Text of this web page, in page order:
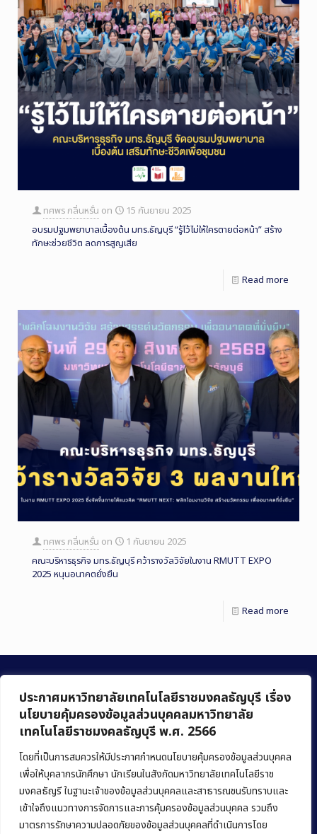
ประกาศมหาวิทยาลัยเทคโนโลยีราชมงคลธัญบุรี เรื่อง
นโยบายคุ้มครองข้อมูลส่วนบุคคลมหาวิทยาลัย
เทคโนโลยีราชมงคลธัญบุรี พ.ศ. 2566
โดยที่เป็นการสมควรให้มีประกาศกำหนดนโยบายคุ้มครองข้อมูลส่วนบุคคล
เพื่อให้บุคลากรนักศึกษา นักเรียนในสังกัดมหาวิทยาลัยเทคโนโลยีราช
มงคลธัญรี ในฐานะเจ้าของข้อมูลส่วนบุคคลและสาธารณชนรับทราบและ
เข้าใจถึงแนวทางการจัดการและการคุ้มครองข้อมูลส่วนบุคคล รวมถึง
มาตรการรักษาความปลอดภัยของข้อมูลส่วนบุคคลที่ดำเนินการโดย
ทศพร กลิ่นหรั่น on
15 กันยายน 2025
อบรมปฐมพยาบาลเบื้องต้น มทร.ธัญบุรี “รู้ไว้ไม่ให้ใครตายต่อหน้า” สร้าง
ทักษะช่วยชีวิต ลดการสูญเสีย
Read more
ทศพร กลิ่นหรั่น on
1 กันยายน 2025
คณะบริหารธุรกิจ มทร.ธัญบุรี คว้ารางวัลวิจัยในงาน RMUTT EXPO
2025 หนุนอนาคตยั่งยืน
Read more
คณะบริหารธุรกิจ
มหาวิทยาลัยเทคโนโลยีราชมงคลธัญบุรี
39 หมู่ 1 ถนนรังสิต-นครนายก ตำบลคลองหก
อำเภอคลองหลวง จังหวัดปทุมธานี 12120
Phone:+66 (0) 2549 3243,+66 (0) 2549 3241